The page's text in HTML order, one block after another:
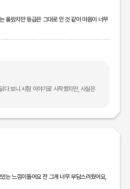
올랐지만 등급은 그대로 인 것 같아 마음이 너무
는 느낌이들어요 전 그게 너무 부담스러웠어요,